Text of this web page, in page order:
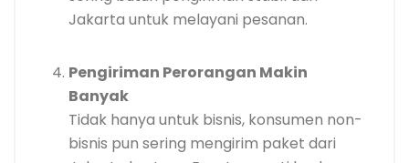
Jakarta untuk melayani pesanan.
Pengiriman Perorangan Makin
Banyak
Tidak hanya untuk bisnis, konsumen non-
bisnis pun sering mengirim paket dari